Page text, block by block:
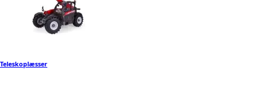
Teleskoplæsser